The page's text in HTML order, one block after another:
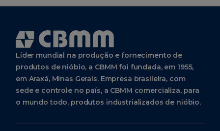
Líder mundial na produção e fornecimento de
produtos de nióbio, a CBMM foi fundada, em 1955,
em Araxá, Minas Gerais. Empresa brasileira, com
sede e controle no país, a CBMM comercializa, para
o mundo todo, produtos industrializados de nióbio.